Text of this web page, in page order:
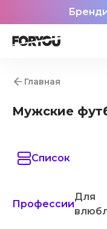
Главная
Мужские
Список
Профессии
Для